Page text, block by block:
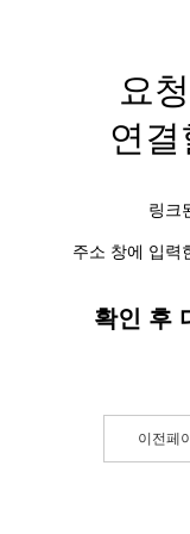
요
연결
링크
주소 창에 입력
확인 후
이전페